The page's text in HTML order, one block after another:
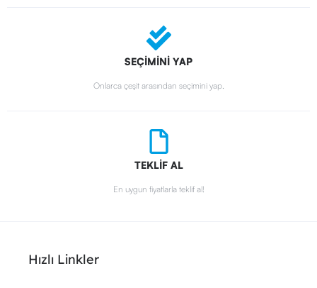
SEÇİMİNİ YAP
Onlarca çeşit arasından seçimini yap.
TEKLİF AL
En uygun fiyatlarla teklif al!
Hızlı Linkler